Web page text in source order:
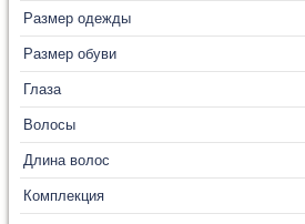
Размер одежды
Размер обуви
Глаза
Волосы
Длина волос
Комплекция